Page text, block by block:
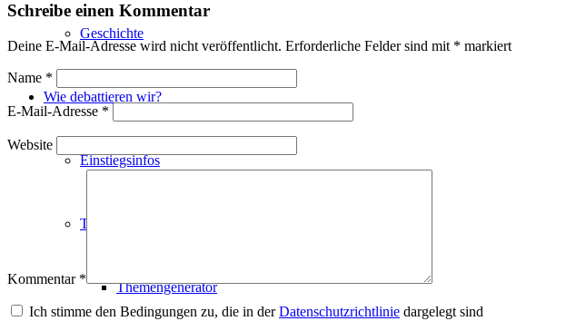
Geschichte
Wie debattieren wir?
Einstiegsinfos
Themen
Themengenerator
Schreibe einen Kommentar
Deine E-Mail-Adresse wird nicht veröffentlicht. Erforderliche Felder sind mit * markiert
Name *
E-Mail-Adresse *
Website
Kommentar *
Ich stimme den Bedingungen zu, die in derDatenschutzrichtlinie dargelegt sind